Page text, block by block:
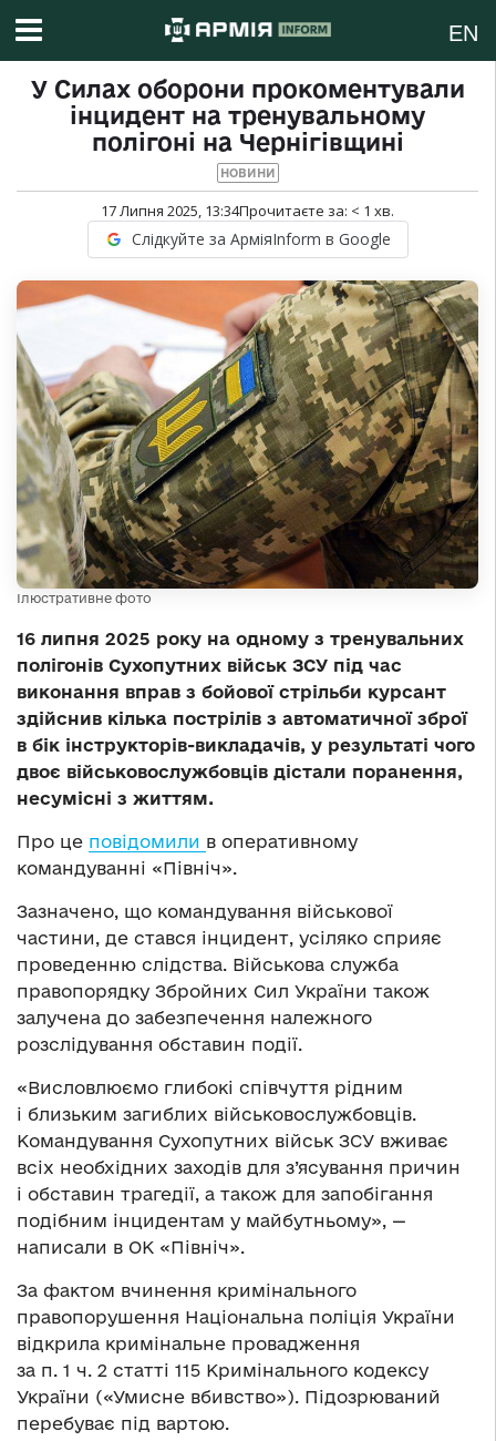
EN
У Силах оборони прокоментували
інцидент на тренувальному
полігоні на Чернігівщині
НОВИНИ
17 Липня 2025, 13:34Прочитаєте за: < 1 хв.
Слідкуйте за АрміяInform в Google
Ілюстративне фото
16 липня 2025 року на одному з тренувальних
полігонів Сухопутних військ ЗСУ під час
виконання вправ з бойової стрільби курсант
здійснив кілька пострілів з автоматичної зброї
в бік інструкторів-викладачів, у результаті чого
двоє військовослужбовців дістали поранення,
несумісні з життям.
Про це повідомили в оперативному
командуванні «Північ».
Зазначено, що командування військової
частини, де стався інцидент, усіляко сприяє
проведенню слідства. Військова служба
правопорядку Збройних Сил України також
залучена до забезпечення належного
розслідування обставин події.
«Висловлюємо глибокі співчуття рідним
і близьким загиблих військовослужбовців.
Командування Сухопутних військ ЗСУ вживає
всіх необхідних заходів для з’ясування причин
і обставин трагедії, а також для запобігання
подібним інцидентам у майбутньому», —
написали в ОК «Північ».
За фактом вчинення кримінального
правопорушення Національна поліція України
відкрила кримінальне провадження
за п. 1 ч. 2 статті 115 Кримінального кодексу
України («Умисне вбивство»). Підозрюваний
перебуває під вартою.